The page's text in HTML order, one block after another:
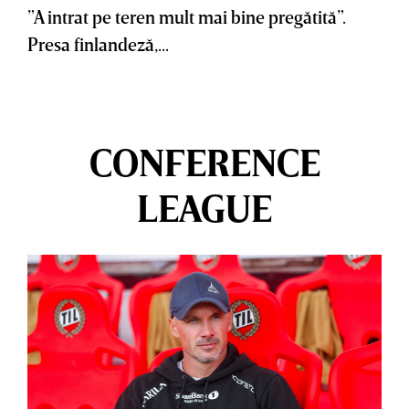
”A intrat pe teren mult mai bine pregătită”.
Presa finlandeză,...
CONFERENCE
LEAGUE